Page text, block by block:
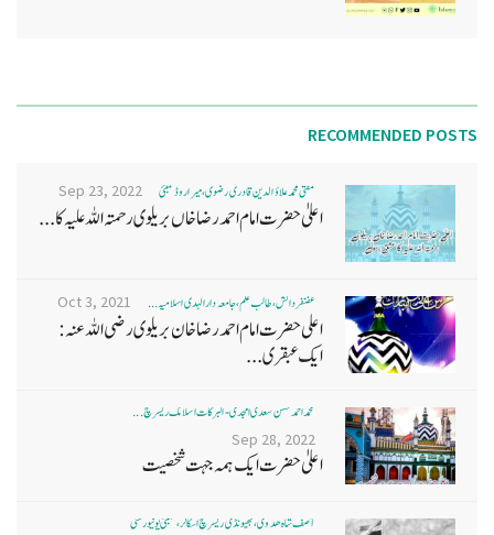
RECOMMENDED POSTS
مفتی محمد علاؤ الدین قادری رضوی ، میرا روڈ ممبئی Sep 23, 2022
اعلیٰ حضرت امام احمد رضا خاں بر یلو ی رحمتہ اللہ علیہ کا...
غضنفر دانش، طالب علم، جامعہ دارالہدی اسلامیہ ... Oct 3, 2021
اعلی حضرت امام احمد رضا خان بریلوی رضی اللہ عنہ:
ایک عبقری...
محمد احمد حسن سعدی امجدی - البرکات اسلامک ریسرچ ...
Sep 28, 2022
اعلیٰ حضرت ایک ہمہ جہت شخصیت
آصف شاہ ھدوی، بھیونڈی ریسرچ اسکالر، ممبئی یونیورسٹی